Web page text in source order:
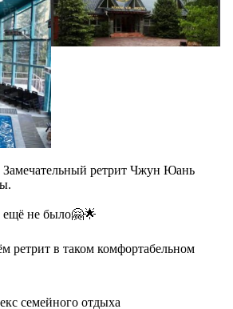
ретрит Чжун Юань
ещё не было🤗🌟
ретрит в таком комфортабельном
семейного отдыха